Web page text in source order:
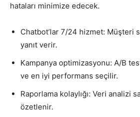
hataları minimize edecek.
Chatbot’lar 7/24 hizmet: Müşteri
yanıt verir.
Kampanya optimizasyonu: A/B
ve en iyi performans seçilir.
Raporlama kolaylığı: Veri analizi
özetlenir.